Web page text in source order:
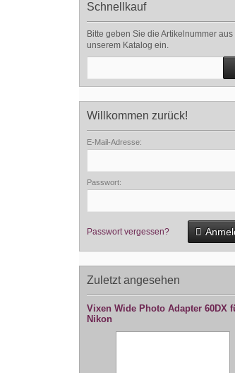
Schnellkauf
Bitte geben Sie die Artikelnummer aus
unserem Katalog ein.
Willkommen zurück!
E-Mail-Adresse:
Passwort:
Passwort vergessen?
Zuletzt angesehen
Vixen Wide Photo Adapter 60DX
Nikon